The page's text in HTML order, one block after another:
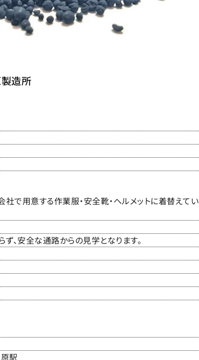
造所
で用意する作業服・安全靴・ヘルメットに着替えてい
、安全な通路からの見学となります。
駅